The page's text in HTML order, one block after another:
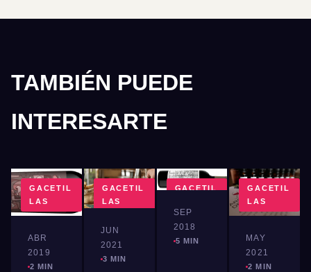
TAMBIÉN PUEDE
INTERESARTE
GACETIL
LAS
ABR
2019
2 MIN
GACETIL
LAS
JUN
2021
3 MIN
GACETIL
SEP
2018
5 MIN
GACETIL
LAS
MAY
2021
2 MIN